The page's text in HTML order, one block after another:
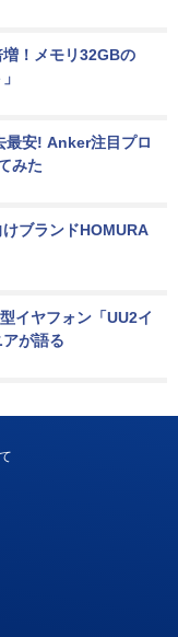
！メモリ32GBの
最安! Anker注目プロ
みた
ブランドHOMURA
イヤフォン「UU2イ
が語る